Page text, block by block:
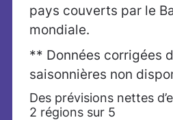
pays couverts par le
mondiale.
** Données corrigées
saisonnières non
Des prévisions nettes
2 régions sur 5